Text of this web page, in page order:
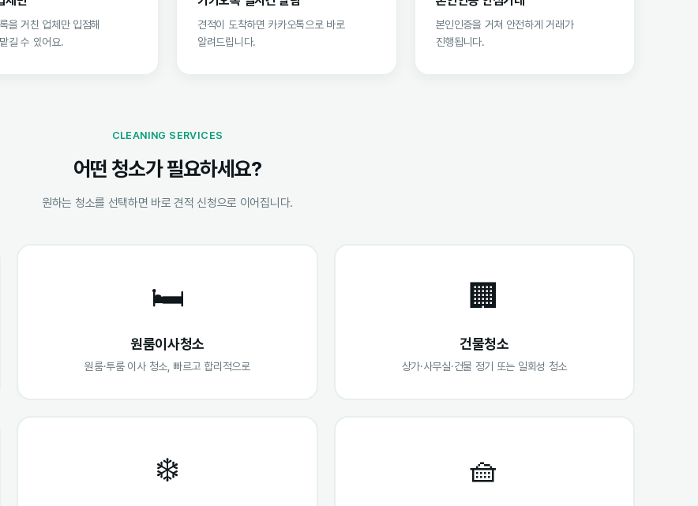
을 거친 업체만 입점해
길 수 있어요.
견적이 도착하면 카카오톡으로 바로
알려드립니다.
본인인증을 거쳐 안전하게 거래가
진행됩니다.
CLEANING SERVICES
어떤 청소가 필요하세요?
원하는 청소를 선택하면 바로 견적 신청으로 이어집니다.
🛏️
원룸이사청소
원룸·투룸 이사 청소, 빠르고 합리적으로
🏢
건물청소
상가·사무실·건물 정기 또는 일회성 청소
❄️ 🧺